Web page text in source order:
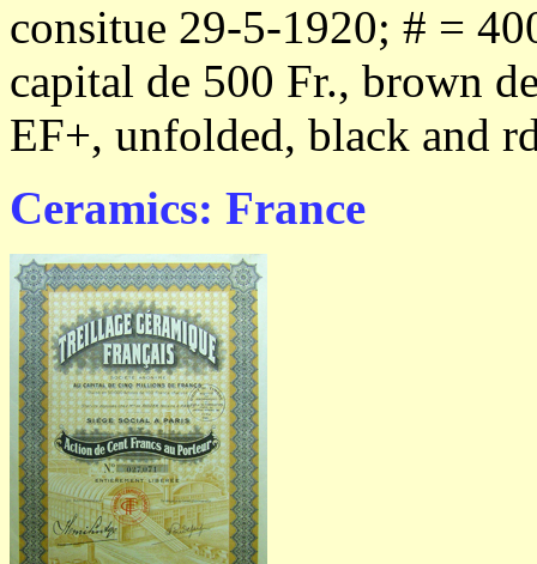
consitue 29-5-1920; # =
capital de 500 Fr., brown
EF+, unfolded, black and
Ceramics: France